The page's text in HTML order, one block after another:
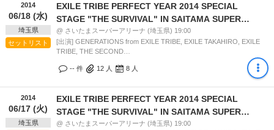
2014
06/18 (水)
埼玉県
セットリスト
EXILE TRIBE PERFECT YEAR 2014 SPECIAL
STAGE "THE SURVIVAL" IN SAITAMA SUPER
ARINA 10 DAYS
@ さいたまスーパーアリーナ (埼玉県) 19:00
[出演] GENERATIONS from EXILE TRIBE, EXILE TAKAHIRO, EXILE
TRIBE, THE SECOND…
-- 件 12 人 8 人
2014
06/17 (火)
埼玉県
EXILE TRIBE PERFECT YEAR 2014 SPECIAL
STAGE "THE SURVIVAL" IN SAITAMA SUPER
ARINA 10 DAYS
@ さいたまスーパーアリーナ (埼玉県) 19:00